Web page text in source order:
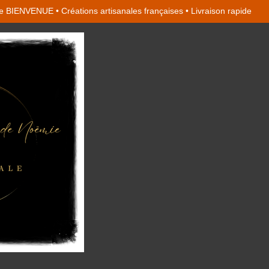
BIENVENUE • Créations artisanales françaises • Livraison rapide